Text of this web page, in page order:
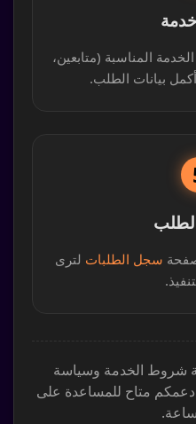
المناسبة (متابعين،
بيانات الطلب.
سجل الطلبات لترى
شروط الخدمة وسياسة
دعمكم متاح للمساعدة على